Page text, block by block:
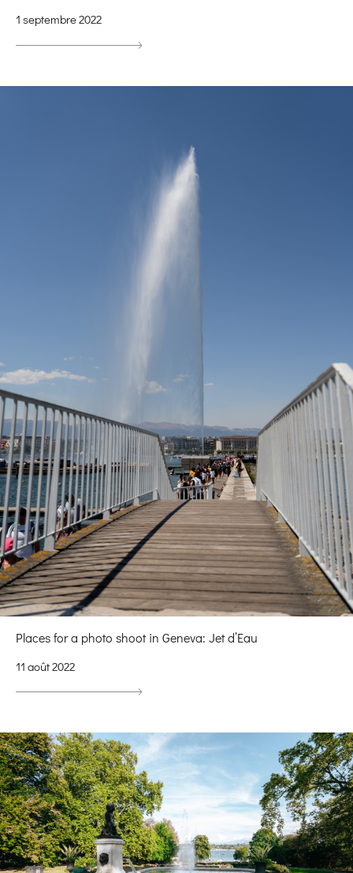
1 septembre 2022
Places for a photo shoot in Geneva: Jet d’Eau
11 août 2022